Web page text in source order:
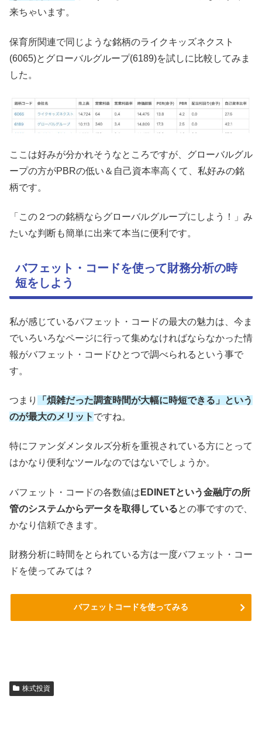
来ちゃいます。
保育所関連で同じような銘柄のライクキッズネクスト
(6065)とグローバルグループ(6189)を試しに比較してみま
した。
ここは好みが分かれそうなところですが、グローバルグル
ープの方がPBRの低い＆自己資本率高くて、私好みの銘
柄です。
「この２つの銘柄ならグローバルグループにしよう！」み
たいな判断も簡単に出来て本当に便利です。
バフェット・コードを使って財務分析の時
短をしよう
私が感じているバフェット・コードの最大の魅力は、今ま
でいろいろなページに行って集めなければならなかった情
報がバフェット・コードひとつで調べられるという事で
す。
つまり
「煩雑だった調査時間が大幅に時短できる」という
のが最大のメリット ですね。
特にファンダメンタルズ分析を重視されている方にとって
はかなり便利なツールなのではないでしょうか。
バフェット・コードの各数値は EDINETという金融庁の所
管のシステムからデータを取得しているとの事ですので、
かなり信頼できます。
財務分析に時間をとられている方は一度バフェット・コー
ドを使ってみては？
バフェットコードを使ってみる
株式投資